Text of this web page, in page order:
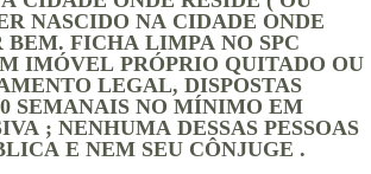
NASCIDO NA CIDADE ONDE
BEM. FICHA LIMPA NO SPC
IMÓVEL PRÓPRIO QUITADO OU
LEGAL, DISPOSTAS
SEMANAIS NO MÍNIMO EM
; NENHUMA DESSAS PESSOAS
E NEM SEU CÔNJUGE .